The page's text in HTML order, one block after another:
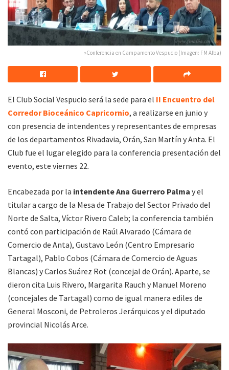
»Conferencia en Campamento Vespucio (Imagen: FM Alba)
El Club Social Vespucio será la sede para el II Encuentro del
Corredor Bioceánico Capricornio, a realizarse en junio y
con presencia de intendentes y representantes de empresas
de los departamentos Rivadavia, Orán, San Martín y Anta. El
Club fue el lugar elegido para la conferencia presentación del
evento, este viernes 22.
Encabezada por la intendente Ana Guerrero Palma y el
titular a cargo de la Mesa de Trabajo del Sector Privado del
Norte de Salta, Víctor Rivero Caleb; la conferencia también
contó con participación de Raúl Alvarado (Cámara de
Comercio de Anta), Gustavo León (Centro Empresario
Tartagal), Pablo Cobos (Cámara de Comercio de Aguas
Blancas) y Carlos Suárez Rot (concejal de Orán). Aparte, se
dieron cita Luis Rivero, Margarita Rauch y Manuel Moreno
(concejales de Tartagal) como de igual manera ediles de
General Mosconi, de Petroleros Jerárquicos y el diputado
provincial Nicolás Arce.